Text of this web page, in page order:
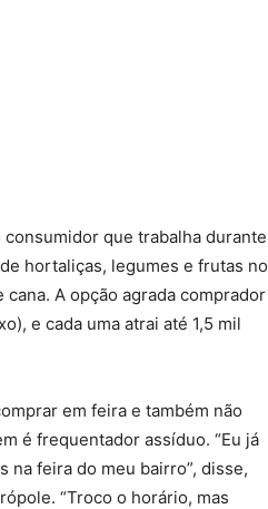
que trabalha durante
hortaliças, legumes e frutas no
A opção agrada comprador
e cada uma atrai até 1,5 mil
em feira e também não
é frequentador assíduo. “Eu já
na feira do meu bairro”, disse,
“Troco o horário, mas